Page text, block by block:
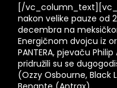
[/
nakon velike pauze od
decembra na
Energičnom dvojcu iz
PANTERA, pjevaču
pridružili su se
(Ozzy Osbourne, Black